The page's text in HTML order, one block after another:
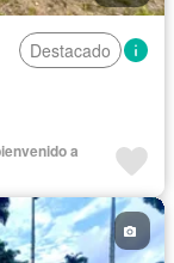
Destacado
a